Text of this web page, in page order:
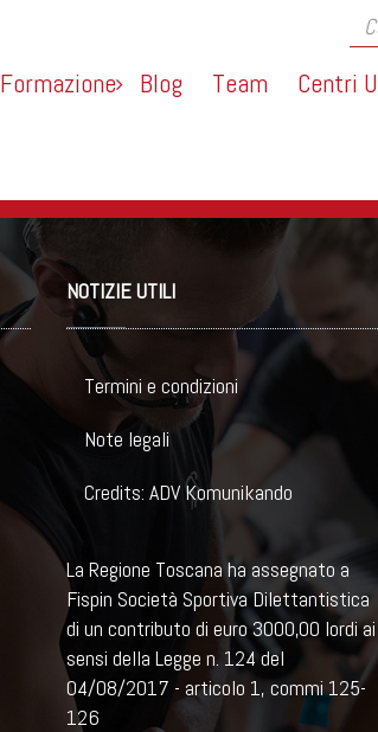
Formazione Blog Team Centri
NOTIZIE UTILI
Termini e condizioni
Note legali
Credits: ADV Komunikando
La Regione Toscana ha assegnato a
Fispin Società Sportiva Dilettantistica
di un contributo di euro 3000,00 lordi ai
sensi della Legge n. 124 del
04/08/2017 - articolo 1, commi 125-
126